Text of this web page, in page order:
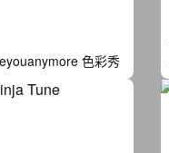
色彩秀